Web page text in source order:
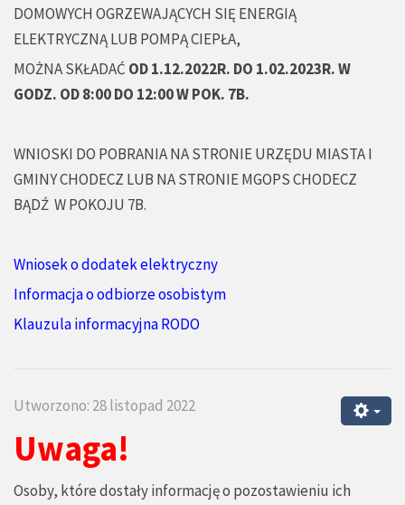
DOMOWYCH OGRZEWAJĄCYCH SIĘ ENERGIĄ
ELEKTRYCZNĄ LUB POMPĄ CIEPŁA,
MOŻNA SKŁADAĆ OD 1.12.2022R. DO 1.02.2023R. W
GODZ. OD 8:00 DO 12:00 W POK. 7B.
WNIOSKI DO POBRANIA NA STRONIE URZĘDU MIASTA I
GMINY CHODECZ LUB NA STRONIE MGOPS CHODECZ
BĄDŹ W POKOJU 7B.
Wniosek o dodatek elektryczny
Informacja o odbiorze osobistym
Klauzula informacyjna RODO
Utworzono: 28 listopad 2022
Uwaga!
Osoby, które dostały informację o pozostawieniu ich